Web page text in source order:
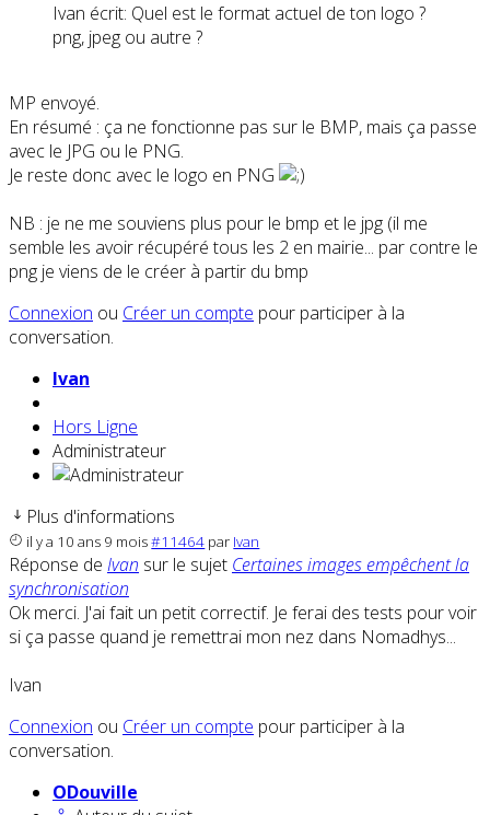
Ivan écrit: Quel est le format actuel de ton logo ?
png, jpeg ou autre ?
MP envoyé.
En résumé : ça ne fonctionne pas sur le BMP, mais ça passe
avec le JPG ou le PNG.
Je reste donc avec le logo en PNG
NB : je ne me souviens plus pour le bmp et le jpg (il me
semble les avoir récupéré tous les 2 en mairie... par contre le
png je viens de le créer à partir du bmp
Connexion ou Créer un compte pour participer à la
conversation.
Ivan
Hors Ligne
Administrateur
Plus d'informations
il y a 10 ans 9 mois#11464 par Ivan
Réponse de Ivan sur le sujet Certaines images empêchent la
synchronisation
Ok merci. J'ai fait un petit correctif. Je ferai des tests pour voir
si ça passe quand je remettrai mon nez dans Nomadhys...
Ivan
Connexion ou Créer un compte pour participer à la
conversation.
ODouville